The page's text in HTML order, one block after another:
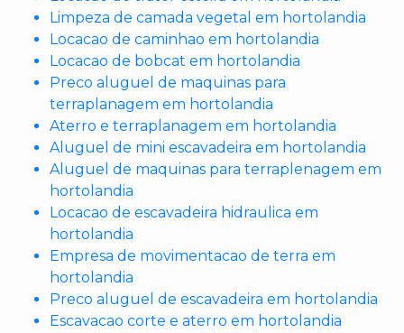
Limpeza de camada vegetal em hortolandia
Locacao de caminhao em hortolandia
Locacao de bobcat em hortolandia
Preco aluguel de maquinas para
terraplanagem em hortolandia
Aterro e terraplanagem em hortolandia
Aluguel de mini escavadeira em hortolandia
Aluguel de maquinas para terraplenagem em
hortolandia
Locacao de escavadeira hidraulica em
hortolandia
Empresa de movimentacao de terra em
hortolandia
Preco aluguel de escavadeira em hortolandia
Escavacao corte e aterro em hortolandia